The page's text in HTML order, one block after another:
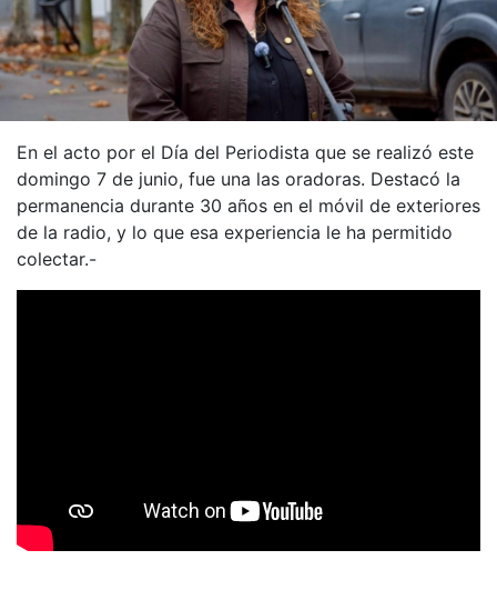
En el acto por el Día del Periodista que se realizó este
domingo 7 de junio, fue una las oradoras. Destacó la
permanencia durante 30 años en el móvil de exteriores
de la radio, y lo que esa experiencia le ha permitido
colectar.-